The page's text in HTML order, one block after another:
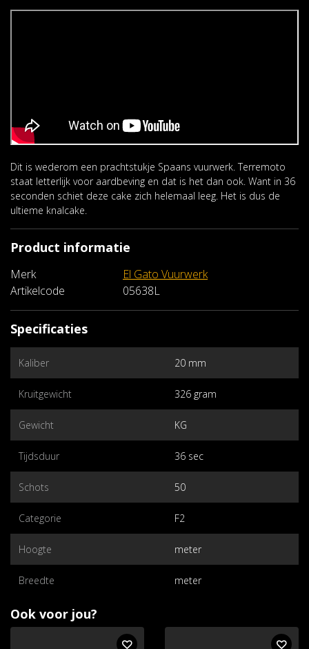
Dit is wederom een prachtstukje Spaans vuurwerk. Terremoto
staat letterlijk voor aardbeving en dat is het dan ook. Want in 36
seconden schiet deze cake zich helemaal leeg. Het is dus de
ultieme knalcake.
Product informatie
Merk
El Gato Vuurwerk
Artikelcode
05638L
Specificaties
Kaliber 20 mm
Kruitgewicht 326 gram
Gewicht KG
Tijdsduur 36 sec
Schots 50
Categorie F2
Hoogte meter
Breedte meter
Ook voor jou?